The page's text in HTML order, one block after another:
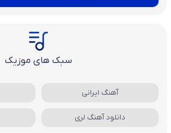
سبک های موزیک
آهنگ ایرانی
دانلود آهنگ لری